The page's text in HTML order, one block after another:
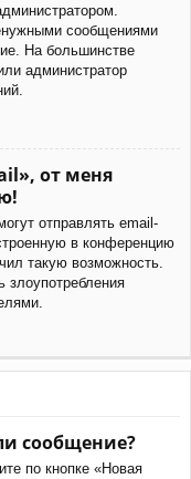
сообщениями
На большинстве
администратор
от меня
отправлять email-
в конференцию
такую возможность.
злоупотребления
сообщение?
по кнопке «Новая